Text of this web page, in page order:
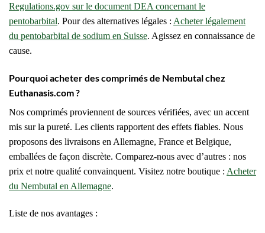
Regulations.gov sur le document DEA concernant le
pentobarbital. Pour des alternatives légales : Acheter légalement
du pentobarbital de sodium en Suisse. Agissez en connaissance de
cause.
Pourquoi acheter des comprimés de Nembutal chez
Euthanasis.com ?
Nos comprimés proviennent de sources vérifiées, avec un accent
mis sur la pureté. Les clients rapportent des effets fiables. Nous
proposons des livraisons en Allemagne, France et Belgique,
emballées de façon discrète. Comparez-nous avec d’autres : nos
prix et notre qualité convainquent. Visitez notre boutique : Acheter
du Nembutal en Allemagne.
Liste de nos avantages :